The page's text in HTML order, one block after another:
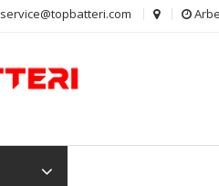
service@topbatteri.com